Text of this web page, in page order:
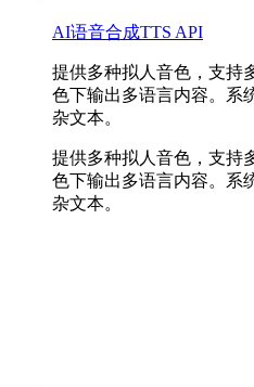
AI语音合成TTS API
提供多种拟人音色，支持
色下输出多语言内容。系
杂文本。
提供多种拟人音色，支持
色下输出多语言内容。系
杂文本。